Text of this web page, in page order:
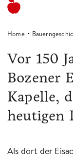
Home
Vor 150
Bozener
Kapelle,
heutigen
Als dort der